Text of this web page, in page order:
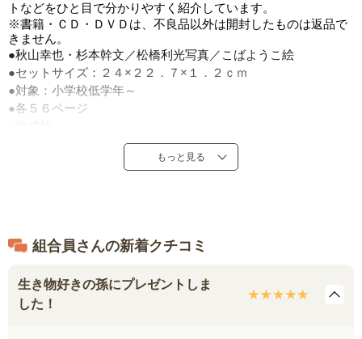
トなどをひと目で分かりやすく紹介しています。
※書籍・ＣＤ・ＤＶＤは、不良品以外は開封したものは返品で
きません。
●秋山幸也・杉本幹文／松橋利光写真／こばようこ絵
●セットサイズ：２４×２２．７×１．２ｃｍ
●対象：小学校低学年～
●各５６ページ
●定価：３，３００円（税込）
●２０１４年７月～２０１９年６月発売
もっと見る
組合員さんの新着クチコミ
生き物好きの孫にプレゼントしま
した！